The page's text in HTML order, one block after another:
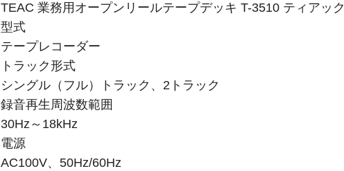
TEAC 業務用オープンリールテープデッキ T-3510 ティアック
型式
テープレコーダー
トラック形式
シングル（フル）トラック、2トラック
録音再生周波数範囲
30Hz～18kHz
電源
AC100V、50Hz/60Hz